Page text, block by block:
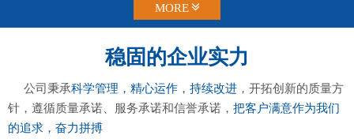
MORE
稳固的企业实力
公司秉承科学管理，精心运作，持续改进 ，开拓创新的质量方
针，遵循质量承诺、服务承诺和信誉承诺， 把客户满意作为我们
的追求，奋力拼搏